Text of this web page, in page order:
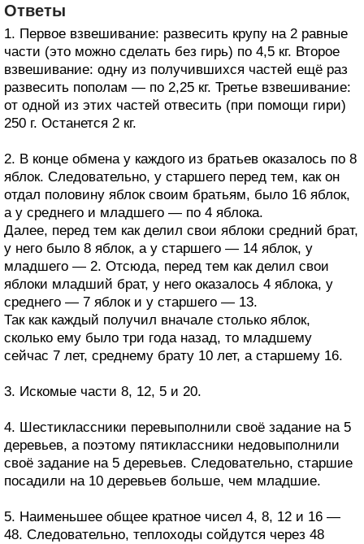
Ответы
1. Первое взвешивание: развесить крупу на 2 равные
части (это можно сделать без гирь) по 4,5 кг. Второе
взвешивание: одну из получившихся частей ещё раз
развесить пополам — по 2,25 кг. Третье взвешивание:
от одной из этих частей отвесить (при помощи гири)
250 г. Останется 2 кг.
2. В конце обмена у каждого из братьев оказалось по 8
яблок. Следовательно, у старшего перед тем, как он
отдал половину яблок своим братьям, было 16 яблок,
а у среднего и младшего — по 4 яблока.
Далее, перед тем как делил свои яблоки средний брат,
у него было 8 яблок, а у старшего — 14 яблок, у
младшего — 2. Отсюда, перед тем как делил свои
яблоки младший брат, у него оказалось 4 яблока, у
среднего — 7 яблок и у старшего — 13.
Так как каждый получил вначале столько яблок,
сколько ему было три года назад, то младшему
сейчас 7 лет, среднему брату 10 лет, а старшему 16.
3. Искомые части 8, 12, 5 и 20.
4. Шестиклассники перевыполнили своё задание на 5
деревьев, а поэтому пятиклассники недовыполнили
своё задание на 5 деревьев. Следовательно, старшие
посадили на 10 деревьев больше, чем младшие.
5. Наименьшее общее кратное чисел 4, 8, 12 и 16 —
48. Следовательно, теплоходы сойдутся через 48